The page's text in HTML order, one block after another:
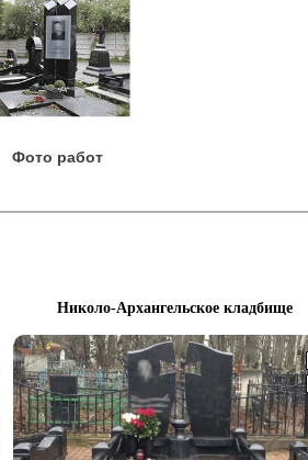
Фото работ
Николо-Архангельское кладбище